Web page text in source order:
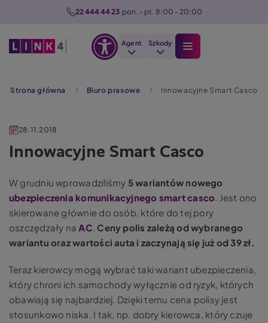
22 444 44 23 pon. - pt. 8:00 - 20:00
dostępności
Agent Szkody
Strona główna Biuro prasowe Innowacyjne Smart Casco
28.11.2018
Innowacyjne Smart Casco
W grudniu wprowadziliśmy 5 wariantów nowego
ubezpieczenia komunikacyjnego smart casco. Jest ono
skierowane głównie do osób, które do tej pory
oszczędzały naAC. Ceny polis zależą od wybranego
wariantu oraz wartości auta i zaczynają się już od 39 zł.
Teraz kierowcy mogą wybrać taki wariant ubezpieczenia,
który chroni ich samochody wyłącznie od ryzyk, których
obawiają się najbardziej. Dzięki temu cena polisy jest
stosunkowo niska. I tak, np. dobry kierowca, który czuje